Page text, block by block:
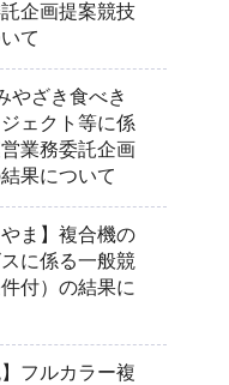
企画提案競技
て
やざき食べき
ェクト等に係
業務委託企画
果について
やま】複合機の
に係る一般競
付）の結果に
】フルカラー複